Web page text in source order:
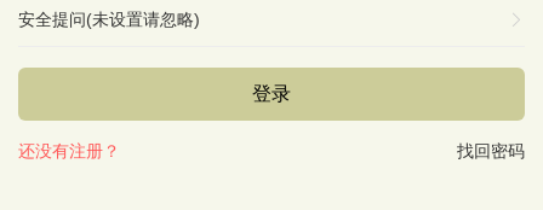
安全提问(未设置请忽略)
登录
找回密码
还没有注册？